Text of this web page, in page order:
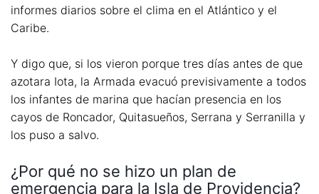
informes diarios sobre el clima en el Atlántico y el
Caribe.
Y digo que, si los vieron porque tres días antes de que
azotara Iota, la Armada evacuó previsivamente a todos
los infantes de marina que hacían presencia en los
cayos de Roncador, Quitasueños, Serrana y Serranilla y
los puso a salvo.
¿Por qué no se hizo un plan de
emergencia para la Isla de Providencia?